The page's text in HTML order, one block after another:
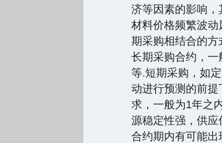
济等因素的影响
材料价格频繁波
期采购相结合的
长期采购合约，
等.短期采购，如
动进行预测的前
求，一般为1年之
源稳定性强，供
合约期内有可能